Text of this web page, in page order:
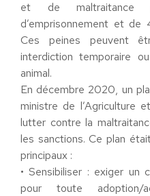
et de
d’emprisonnement et
Ces peines peuvent
interdiction temporaire
animal.
En décembre 2020, un
ministre de l’Agriculture
lutter contre la
les sanctions. Ce plan
principaux :
• Sensibiliser : exiger un
pour toute adoption/